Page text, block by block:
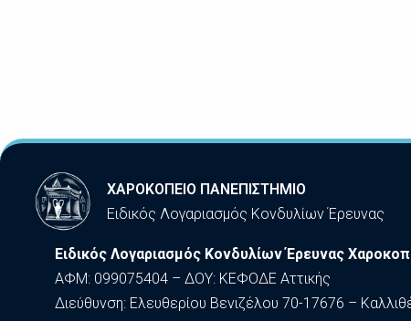
ΧΑΡΟΚΟΠΕΙΟ ΠΑΝΕΠΙΣΤΗΜΙΟ
Ειδικός Λογαριασμός Κονδυλίων Έρευνας
Ειδικός Λογαριασμός Κονδυλίων Έρευνας
ΑΦΜ: 099075404 – ΔΟΥ: ΚΕΦΟΔΕ Αττικής
Διεύθυνση: Ελευθερίου Βενιζέλου 70-17676 –